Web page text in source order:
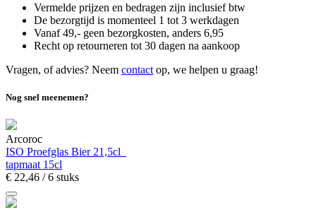
Vermelde prijzen en bedragen zijn inclusief btw
De bezorgtijd is momenteel 1 tot 3 werkdagen
Vanaf 49,- geen bezorgkosten, anders 6,95
Recht op retourneren tot 30 dagen na aankoop
Vragen, of advies? Neem contact op, we helpen u graag!
Nog snel meenemen?
Arcoroc
ISO Proefglas Bier 21,5cl
tapmaat 15cl
€ 22,46 / 6 stuks